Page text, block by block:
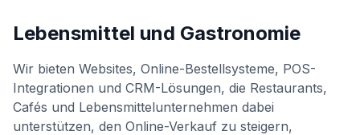
Lebensmittel und Gastronomie
Wir bieten Websites, Online-Bestellsysteme, POS-
Integrationen und CRM-Lösungen, die Restaurants,
Cafés und Lebensmittelunternehmen dabei
unterstützen, den Online-Verkauf zu steigern,